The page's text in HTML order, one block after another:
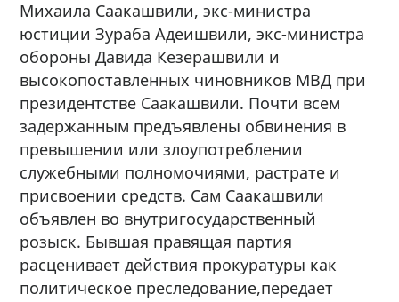
Михаила Саакашвили, экс-министра
юстиции Зураба Адеишвили, экс-министра
обороны Давида Кезерашвили и
высокопоставленных чиновников МВД при
президентстве Саакашвили. Почти всем
задержанным предъявлены обвинения в
превышении или злоупотреблении
служебными полномочиями, растрате и
присвоении средств. Сам Саакашвили
объявлен во внутригосударственный
розыск. Бывшая правящая партия
расценивает действия прокуратуры как
политическое преследование,передает